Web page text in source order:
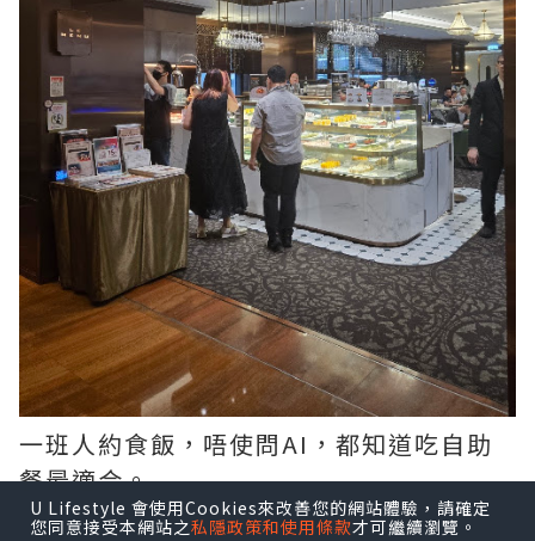
一班人約食飯，唔使問AI，都知道吃自助
餐最適合。
U Lifestyle 會使用Cookies來改善您的網站體驗，請確定
您同意接受本網站之私隱政策和使用條款才可繼續瀏覽。